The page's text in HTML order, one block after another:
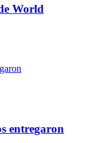
World
entregaron